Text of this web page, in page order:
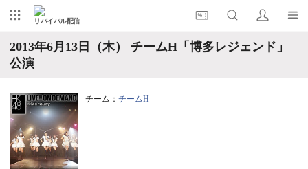
リバイバル配信
2013年6月13日（木） チームH「博多レジェンド」
公演
チーム： チームH